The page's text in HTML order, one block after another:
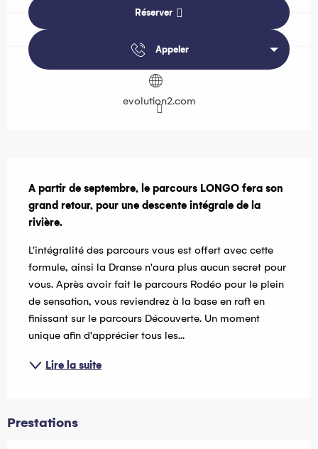
Réserver
Appeler
evolution2.com
A partir de septembre, le parcours LONGO fera son
grand retour, pour une descente intégrale de la
rivière.
L'intégralité des parcours vous est offert avec cette
formule, ainsi la Dranse n'aura plus aucun secret pour
vous. Après avoir fait le parcours Rodéo pour le plein
de sensation, vous reviendrez à la base en raft en
finissant sur le parcours Découverte. Un moment
unique afin d'apprécier tous les...
Lire la suite
Prestations